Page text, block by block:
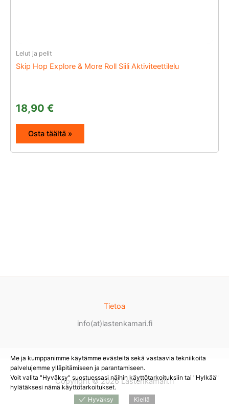
Lelut ja pelit
Skip Hop Explore & More Roll Siili Aktiviteettilelu
18,90 €
Osta täältä »
Tietoa
info(at)lastenkamari.fi
Copyright © 2026 Lastenkamari.fi
Me ja kumppanimme käytämme evästeitä sekä vastaavia tekniikoita
palvelujemme ylläpitämiseen ja parantamiseen.
Voit valita "Hyväksy" suostuessasi näihin käyttötarkoituksiin tai "Hylkää"
hylätäksesi nämä käyttötarkoitukset.
Hyväksy
Kiellä